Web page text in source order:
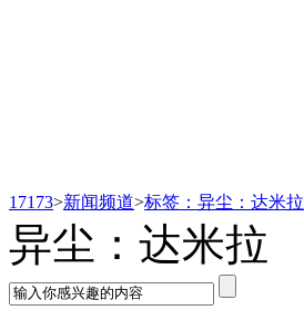
17173>新闻频道>标签：异尘：达米拉
异尘：达米拉